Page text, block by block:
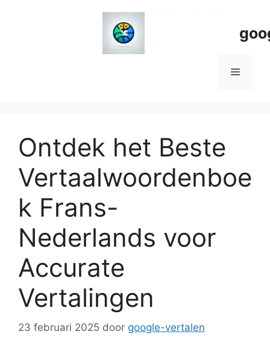
Menu
Ontdek het Beste
Vertaalwoordenboe
k Frans-
Nederlands voor
Accurate
Vertalingen
23 februari 2025 door google-vertalen